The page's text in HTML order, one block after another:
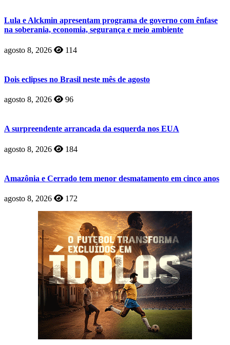
Lula e Alckmin apresentam programa de governo com ênfase
na soberania, economia, segurança e meio ambiente
agosto 8, 2026 114
Dois eclipses no Brasil neste mês de agosto
agosto 8, 2026 96
A surpreendente arrancada da esquerda nos EUA
agosto 8, 2026 184
Amazônia e Cerrado tem menor desmatamento em cinco anos
agosto 8, 2026 172